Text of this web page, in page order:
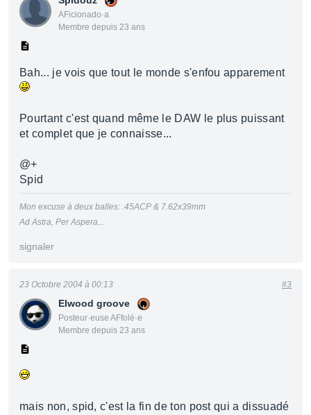
AFicionado·a
Membre depuis 23 ans
Bah... je vois que tout le monde s'enfou apparement
Pourtant c'est quand même le DAW le plus puissant
et complet que je connaisse...
@+
Spid
Mon excuse à deux balles: .45ACP & 7.62x39mm
Ad Astra, Per Aspera...
signaler
Elwood groove
Posteur·euse AFfolé·e
Membre depuis 23 ans
23 Octobre 2004 à 00:13 #3
mais non, spid, c'est la fin de ton post qui a dissuadé